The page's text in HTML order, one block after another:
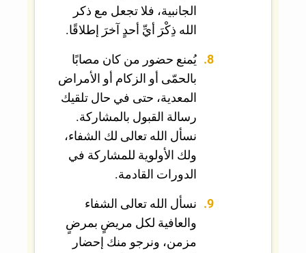
الجانبية، فلا تجعل مع ذكر
الله ذِكْرَ أيِّ أحدٍ آخرَ إطلاقًا.
يُمنع حضور من كان مصابًا
بالحمّى أو الزكام أو الأمراض
المعدية، حتى في حال تلقيك
رسالة القبول بالمشاركة.
نسأل الله تعالى لك الشفاء،
ولك الأولوية للمشاركة في
الدورات القادمة.
نسأل الله تعالى الشفاء
والعافية لكل مريضٍ بمرضٍ
مزمن، ونرجو منك إحضار